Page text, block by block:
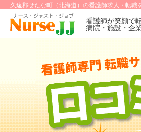
久遠郡せたな町（北海道）の看護師求人・転
看護師が笑顔で
病院・施設・企